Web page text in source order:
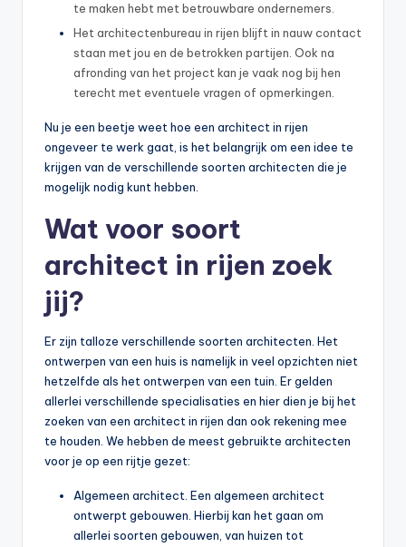
te maken hebt met betrouwbare ondernemers.
Het architectenbureau in rijen blijft in nauw contact
staan met jou en de betrokken partijen. Ook na
afronding van het project kan je vaak nog bij hen
terecht met eventuele vragen of opmerkingen.
Nu je een beetje weet hoe een architect in rijen
ongeveer te werk gaat, is het belangrijk om een idee te
krijgen van de verschillende soorten architecten die je
mogelijk nodig kunt hebben.
Wat voor soort
architect in rijen zoek
jij?
Er zijn talloze verschillende soorten architecten. Het
ontwerpen van een huis is namelijk in veel opzichten niet
hetzelfde als het ontwerpen van een tuin. Er gelden
allerlei verschillende specialisaties en hier dien je bij het
zoeken van een architect in rijen dan ook rekening mee
te houden. We hebben de meest gebruikte architecten
voor je op een rijtje gezet:
Algemeen architect. Een algemeen architect
ontwerpt gebouwen. Hierbij kan het gaan om
allerlei soorten gebouwen, van huizen tot